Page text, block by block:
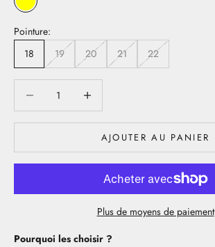
Yellow
Pointure:
18
19 20 21 22
AJOUTER AU PANIER
Plus de moyens de paiement
Pourquoi les choisir ?